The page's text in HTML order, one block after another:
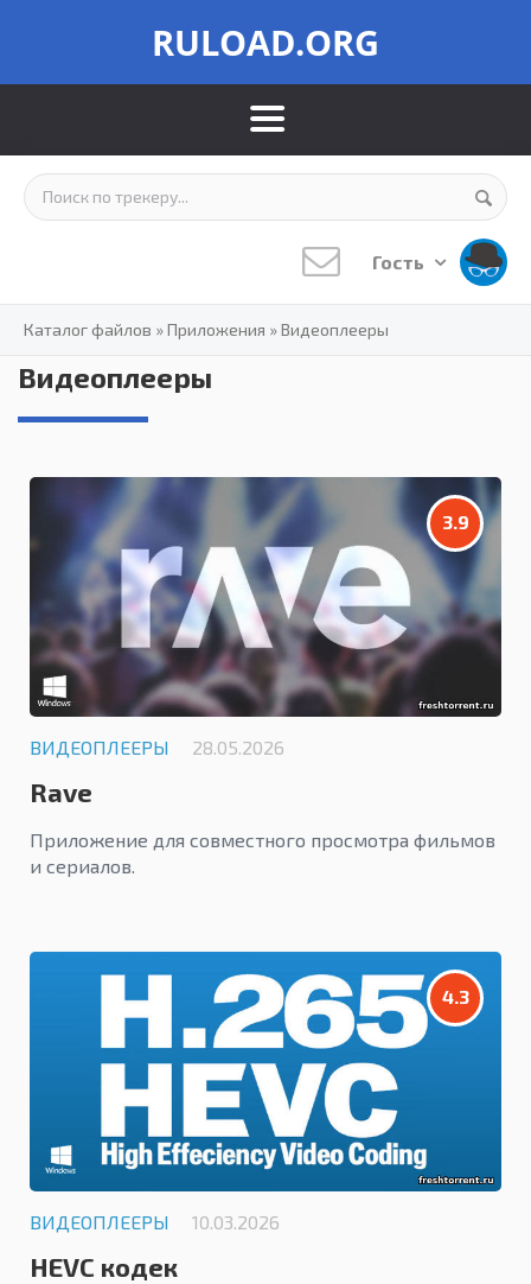
RULOAD.ORG
Гость
Каталог файлов »Приложения »Видеоплееры
Видеоплееры
3.9
ВИДЕОПЛЕЕРЫ 28.05.2026
Rave
Приложение для совместного просмотра фильмов
и сериалов.
4.3
ВИДЕОПЛЕЕРЫ 10.03.2026
HEVC кодек